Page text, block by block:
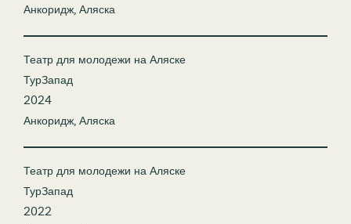
Анкоридж, Аляска
Театр для молодежи на Аляске
ТурЗапад
2024
Анкоридж, Аляска
Театр для молодежи на Аляске
ТурЗапад
2022